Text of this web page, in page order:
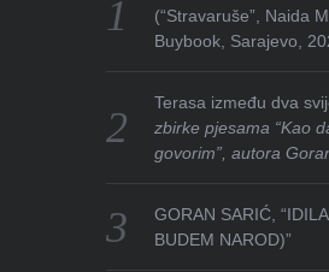
(“Stravaruše”, Naida
Buybook, Sarajevo,
Terasa između dva
zbirke pjesama “Kao
govorim”, autora
GORAN SARIĆ,
BUDEM NAROD)”